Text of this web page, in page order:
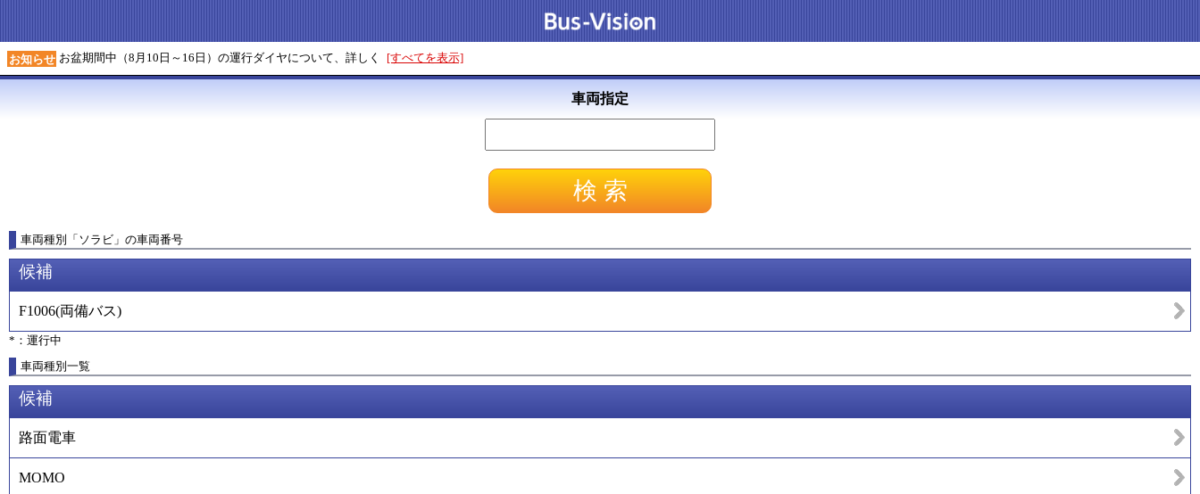
お知らせ お盆期間中（8月10日～16日）の運行ダイヤについて、詳しく [すべてを表示]
車両指定
車両種別 「 ソラビ 」 の車両番号
候補
F1006(両備バス)
*：運行中
車両種別一覧
候補
路面電車
MOMO